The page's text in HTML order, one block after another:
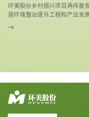
环美股份乡村振兴项目再传喜
居环境整治提升工程和产业发
内公路、铁路运输体系健全，
一戏”为代表的自然生态和人